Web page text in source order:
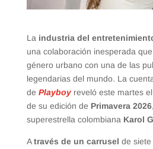
La industria del
una colaboración inesperada
género urbano con una de las
legendarias del mundo. La
de Playboyreveló este martes
de su edición de Primavera 2026
superestrella colombiana Karol G
Através de un carrusel de